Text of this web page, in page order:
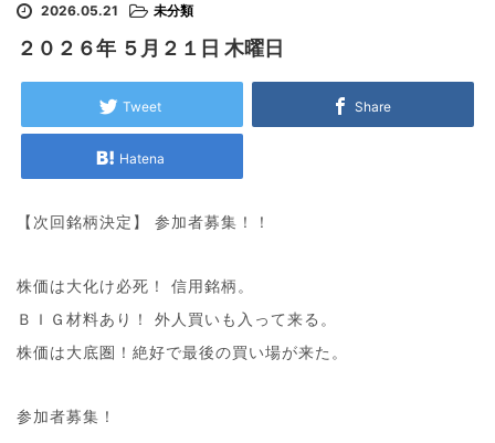
2026.05.21 未分類
２０２６年 ５月２１日 木曜日
Tweet Share
Hatena
【次回銘柄決定】 参加者募集！！
株価は大化け必死！ 信用銘柄。
ＢＩＧ材料あり！ 外人買いも入って来る。
株価は大底圏！絶好で最後の買い場が来た。
参加者募集！